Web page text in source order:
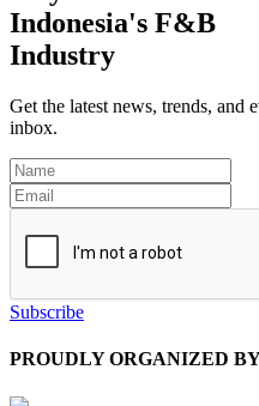
Indonesia's F&B
Industry
Get the latest news, trends, and
inbox.
Subscribe
PROUDLY ORGANIZED